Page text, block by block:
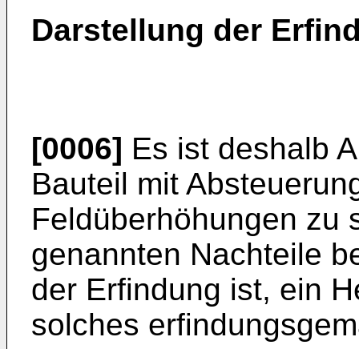
Darstellung der
[0006] Es ist deshalb
Bauteil mit
Feldüberhöhungen zu
genannten Nachteile
der Erfindung ist, ein
solches